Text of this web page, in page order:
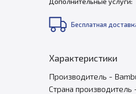
Бесплатная
Характеристики
Производитель -
Страна производитель